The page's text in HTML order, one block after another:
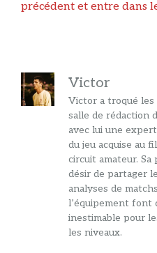
précédent et entre dans
Victor
Victor a troqué
salle de rédaction
avec lui une
du jeu acquise au
circuit amateur.
désir de partager
analyses de
l’équipement font
inestimable pour
les niveaux.